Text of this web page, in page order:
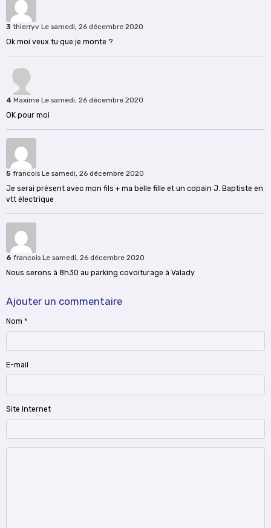
3 thierryv Le samedi, 26 décembre 2020
Ok moi veux tu que je monte ?
4 Maxime Le samedi, 26 décembre 2020
OK pour moi
5 francois Le samedi, 26 décembre 2020
Je serai présent avec mon fils + ma belle fille et un copain J. Baptiste en
vtt électrique
6 francois Le samedi, 26 décembre 2020
Nous serons à 8h30 au parking covoiturage à Valady
Ajouter un commentaire
Nom
E-mail
Site Internet